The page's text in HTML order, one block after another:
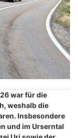
war für die
weshalb die
Insbesondere
und im Urserntal